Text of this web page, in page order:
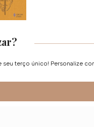
seu terço único! Personalize